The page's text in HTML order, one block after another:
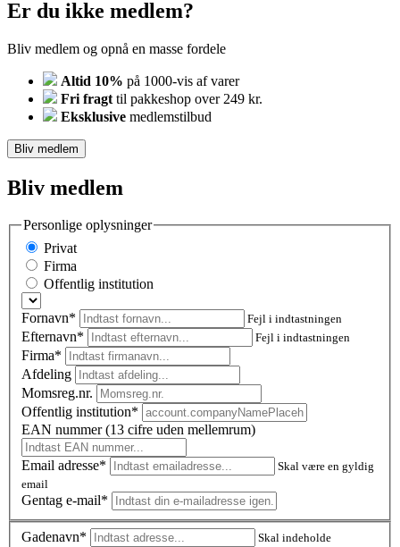
Er du ikke medlem?
Bliv medlem og opnå en masse fordele
Altid 10% på 1000-vis af varer
Fri fragt til pakkeshop over 249 kr.
Eksklusive medlemstilbud
Bliv medlem
Bliv medlem
Personlige oplysninger
Privat
Firma
Offentlig institution
Fornavn* Fejl i indtastningen
Efternavn* Fejl i indtastningen
Firma*
Afdeling
Momsreg.nr.
Offentlig institution*
EAN nummer (13 cifre uden mellemrum)
Email adresse*
Skal være en gyldig
email
Gentag e-mail*
Gadenavn*
Skal indeholde